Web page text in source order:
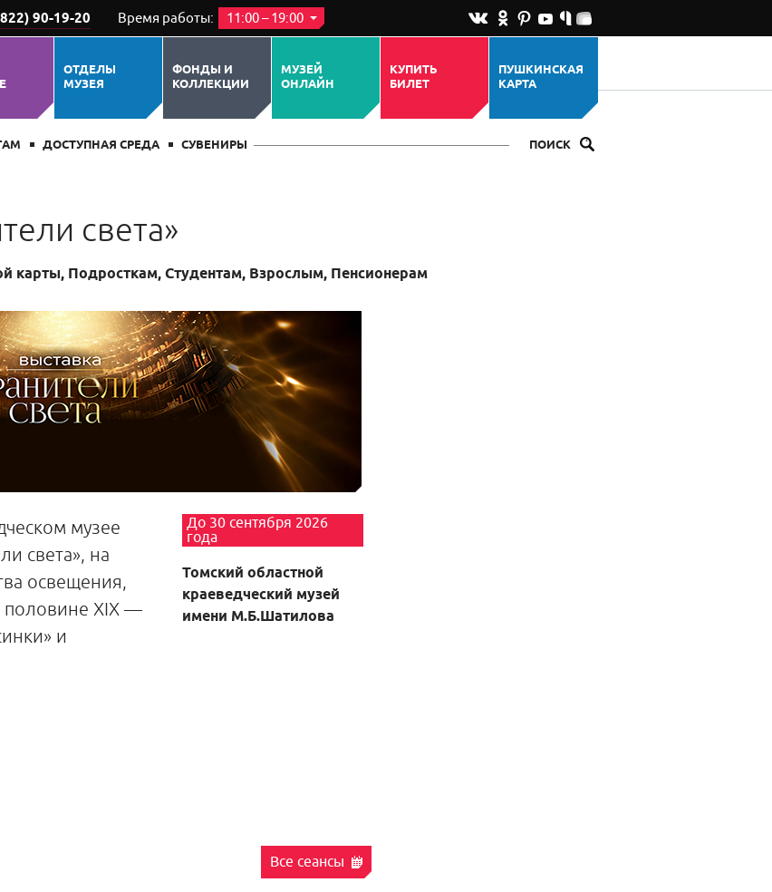
90-19-20 Время работы: 11:00 – 19:00
ОТДЕЛЫ
МУЗЕЯ
ФОНДЫ И
КОЛЛЕКЦИИ
МУЗЕЙ
ОНЛАЙН
КУПИТЬ
БИЛЕТ
ПУШКИНСКАЯ
КАРТА
ДОСТУПНАЯ СРЕДА СУВЕНИРЫ ПОИСК
света»
карты, Подросткам, Студентам, Взрослым, Пенсионерам
музее
света», на
освещения,
половине XIX —
и
До 30 сентября 2026
года
Томский областной
краеведческий музей
имени М.Б.Шатилова
ПОХОЖИЕ СОБЫТИЯ
Все сеансы